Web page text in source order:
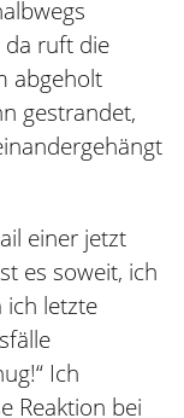
da ruft die
abgeholt
gestrandet,
einer jetzt
es soweit, ich
ich letzte
Ich
Reaktion bei